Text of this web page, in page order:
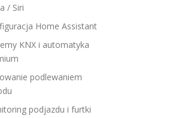
/ Siri
Home Assistant
KNX i automatyka
podlewaniem
podjazdu i furtki